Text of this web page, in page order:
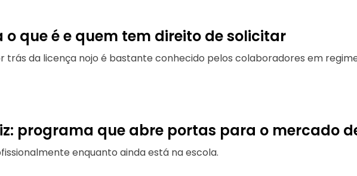
o que é e quem tem direito de solicitar
trás da licença nojo é bastante conhecido pelos colaboradores em regime
programa que abre portas para o mercado
enquanto ainda está na escola.